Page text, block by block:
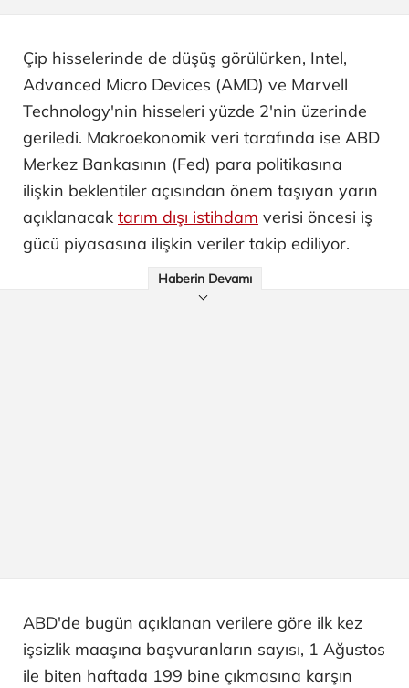
Çip hisselerinde de düşüş görülürken, Intel,
Advanced Micro Devices (AMD) ve Marvell
Technology'nin hisseleri yüzde 2'nin üzerinde
geriledi. Makroekonomik veri tarafında ise ABD
Merkez Bankasının (Fed) para politikasına
ilişkin beklentiler açısından önem taşıyan yarın
açıklanacak tarım dışı istihdam verisi öncesi iş
gücü piyasasına ilişkin veriler takip ediliyor.
Haberin Devamı
ABD'de bugün açıklanan verilere göre ilk kez
işsizlik maaşına başvuranların sayısı, 1 Ağustos
ile biten haftada 199 bine çıkmasına karşın